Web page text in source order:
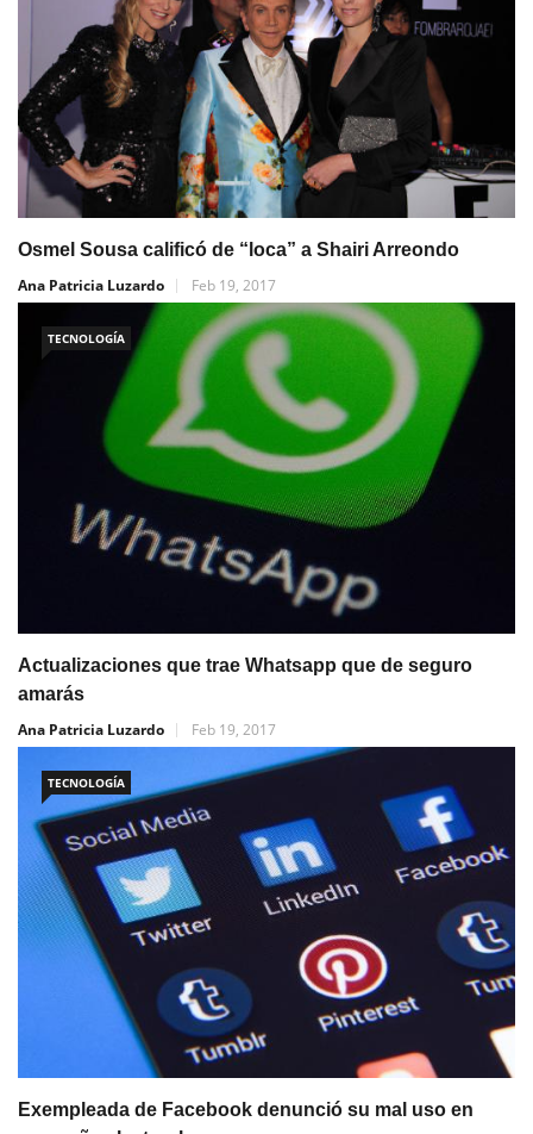
Osmel Sousa calificó de “loca” a Shairi Arreondo
Ana Patricia Luzardo
Feb 19, 2017
TECNOLOGÍA
Actualizaciones que trae Whatsapp que de seguro
amarás
Ana Patricia Luzardo
Feb 19, 2017
TECNOLOGÍA
Exempleada de Facebook denunció su mal uso en